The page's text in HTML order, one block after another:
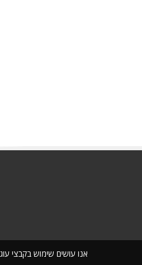
אנו עושים שימוש בקבצי